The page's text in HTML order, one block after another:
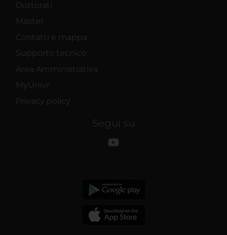
Dottorati
Master
Contatti e mappa
Supporto tecnico
Area Amministrativa
MyUnivr
Privacy policy
Segui su